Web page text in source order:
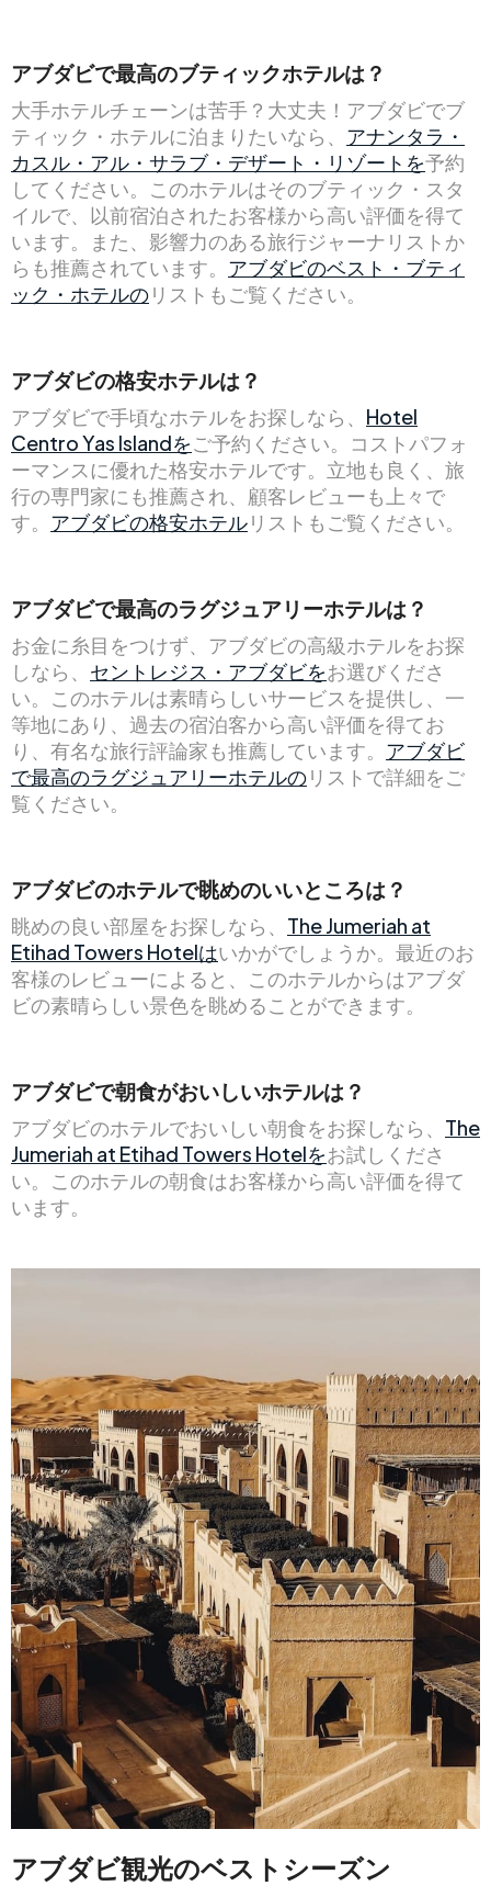
アブダビで最高のブティックホテルは？
大手ホテルチェーンは苦手？大丈夫！アブダビでブ
ティック・ホテルに泊まりたいなら、 アナンタラ・
カスル・アル・サラブ・デザート・リゾートを予約
してください。このホテルはそのブティック・スタ
イルで、以前宿泊されたお客様から高い評価を得て
います。また、影響力のある旅行ジャーナリストか
らも推薦されています。 アブダビのベスト・ブティ
ック・ホテルのリストもご覧ください。
アブダビの格安ホテルは？
アブダビで手頃なホテルをお探しなら、 Hotel
Centro Yas Islandを ご予約ください。コストパフォ
ーマンスに優れた格安ホテルです。立地も良く、旅
行の専門家にも推薦され、顧客レビューも上々で
す。 アブダビの格安ホテルリストもご覧ください。
アブダビで最高のラグジュアリーホテルは？
お金に糸目をつけず、アブダビの高級ホテルをお探
しなら、 セントレジス・アブダビをお選びくださ
い。このホテルは素晴らしいサービスを提供し、一
等地にあり、過去の宿泊客から高い評価を得てお
り、有名な旅行評論家も推薦しています。 アブダビ
で最高のラグジュアリーホテルのリストで詳細をご
覧ください。
アブダビのホテルで眺めのいいところは？
眺めの良い部屋をお探しなら、 The Jumeriah at
Etihad Towers Hotelはいかがでしょうか。最近のお
客様のレビューによると、このホテルからはアブダ
ビの素晴らしい景色を眺めることができます。
アブダビで朝食がおいしいホテルは？
アブダビのホテルでおいしい朝食をお探しなら、 The
Jumeriah at Etihad Towers Hotelをお試しくださ
い。このホテルの朝食はお客様から高い評価を得て
います。
アブダビ観光のベストシーズン